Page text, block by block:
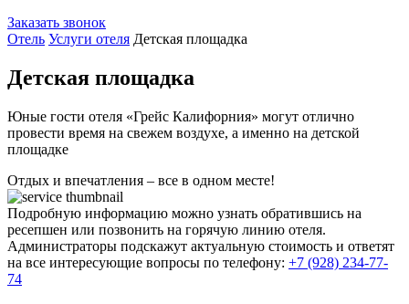
Заказать звонок
Отель Услуги отеля Детская площадка
Детская площадка
Юные гости отеля «Грейс Калифорния» могут отлично
провести время на свежем воздухе, а именно на детской
площадке
Отдых и впечатления – все в одном месте!
Подробную информацию можно узнать обратившись на
ресепшен или позвонить на горячую линию отеля.
Администраторы подскажут актуальную стоимость и ответят
на все интересующие вопросы по телефону: +7 (928) 234-77-
74